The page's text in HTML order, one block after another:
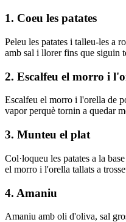
1. Coeu les patates
Peleu les patates i talleu-les a
amb sal i llorer fins que siguin
2. Escalfeu el morro i
Escalfeu el morro i l'orella de
vapor perquè tornin a quedar
3. Munteu el plat
Col·loqueu les patates a la
el morro i l'orella tallats a
4. Amaniu
Amaniu amb oli d'oliva, sal